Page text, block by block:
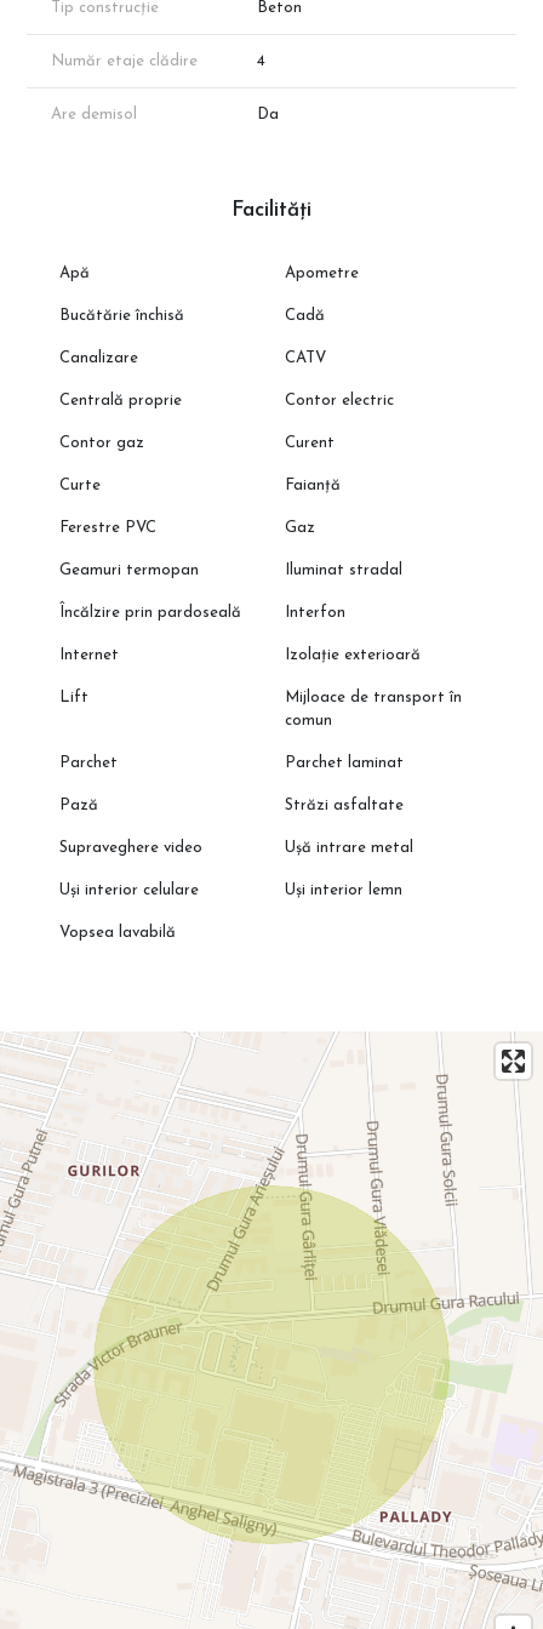
dezvoltatorului, însă disponibilitatea proprietăților poate varia în
funcție de vânzări.
*Suprafața apartamentului menționată în anunț este suprafața
aproximativă conform schițelor de prezentare. Suprafața exacta
va reieși în urma măsurătorilor cadastrale.
Tip construcție Beton
Număr etaje clădire 4
Are demisol Da
Facilități
Apă Apometre
Bucătărie închisă Cadă
Canalizare CATV
Centrală proprie Contor electric
Contor gaz Curent
Curte Faianță
Ferestre PVC Gaz
Geamuri termopan Iluminat stradal
Încălzire prin pardoseală Interfon
Internet Izolație exterioară
Lift
Mijloace de transport în
comun
Parchet Parchet laminat
Pază Străzi asfaltate
Supraveghere video Ușă intrare metal
Uși interior celulare Uși interior lemn
Vopsea lavabilă